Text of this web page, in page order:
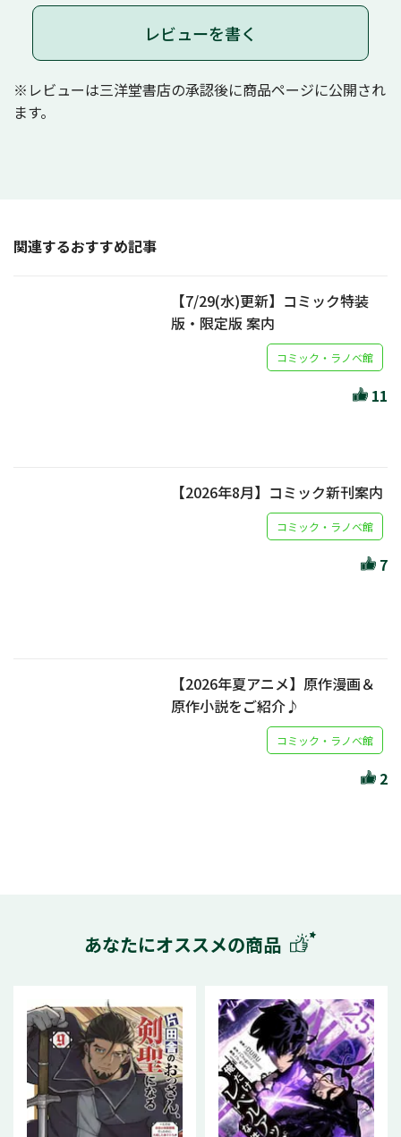
レビューを書く
※レビューは三洋堂書店の承認後に商品ページに公開され
ます。
関連するおすすめ記事
【7/29(水)更新】コミック特装
版・限定版 案内
コミック・ラノベ館
11
【2026年8月】コミック新刊案内
コミック・ラノベ館
7
【2026年夏アニメ】原作漫画＆
原作小説をご紹介♪
コミック・ラノベ館
2
あなたにオススメの商品